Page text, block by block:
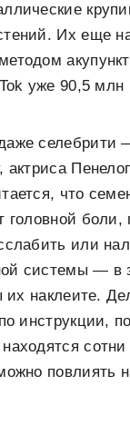
Их еще
уже 90,5 млн
селебрити
актриса
что
головной боли,
или
системы — в
их наклеите.
инструкции,
сотни
повлиять